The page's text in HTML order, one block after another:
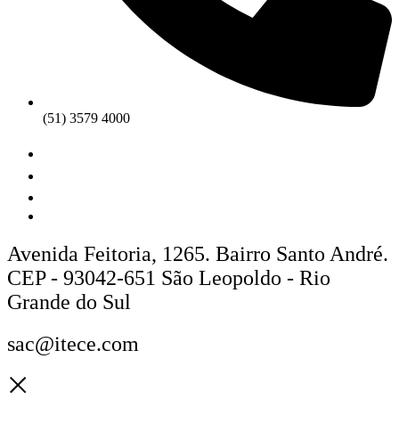
(51) 3579 4000
Avenida Feitoria, 1265. Bairro Santo André.
CEP - 93042-651 São Leopoldo - Rio
Grande do Sul
sac@itece.com